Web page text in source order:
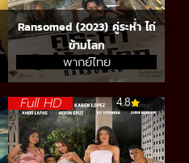
Ransomed (2023) คู่ระห่ำ ไถ่
ข้ามโลก
พากย์ไทย
Full HD 4.8